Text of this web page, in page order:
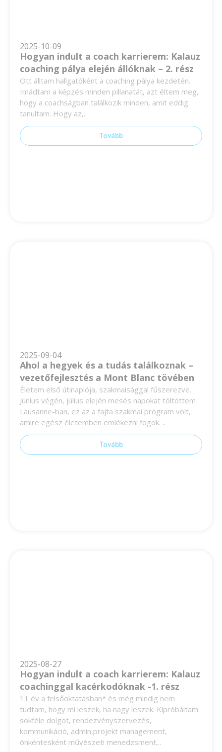
2025-10-09
Hogyan indult a coach karrierem: Kalauz
coaching pálya elején állóknak – 2. rész
Ott álltam hallgatóként a coaching pálya kezdetén.
Imádtam a képzés minden pillanatát, azt éltem meg,
hogy a coachságban találkozik minden, amit eddig
tanultam. Hogy az,..
Tovább
2025-09-04
Ahol a hegyek és a tudás találkoznak –
vezetőfejlesztés a Mont Blanc tövében
Életem első útinaplója, szakmaisággal fűszerezve.
Június végén, július elején mesés napokat töltöttem
Lausanne-ban, ez az a fajta szakmai program volt,
amire egész életemben emlékezni fogok. ..
Tovább
2025-08-27
Hogyan indult a coach karrierem: Kalauz
coachinggal kacérkodóknak -1. rész
11 év a felsőoktatásban* és még mindig nem
tudtam, hogy mi leszek, ha nagy leszek. Kipróbáltam
sokféle dolgot, rendezvényszervezés,
kommunikáció, admin,projekt management,
önkéntesként művészeti menedzsment,..